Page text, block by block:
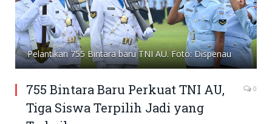
Pelantikan 755 Bintara baru TNI AU. Foto: Dispenau
755 Bintara Baru Perkuat TNI AU,
Tiga Siswa Terpilih Jadi yang
0